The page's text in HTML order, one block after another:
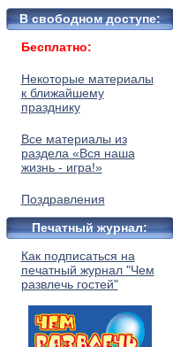
В свободном доступе:
Бесплатно:
Некоторые материалы
к ближайшему
празднику
Все материалы из
раздела «Вся наша
жизнь - игра!»
Поздравления
Печатный журнал:
Как подписаться на
печатный журнал "Чем
развлечь гостей"